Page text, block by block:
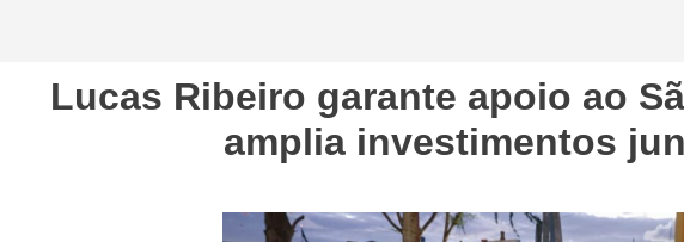
Lucas Ribeiro garante apoio ao
amplia investimentos